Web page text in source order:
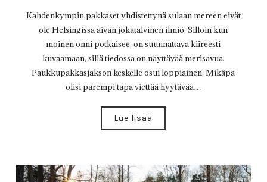
Kahdenkympin pakkaset yhdistettynä sulaan mereen eivät
ole Helsingissä aivan jokatalvinen ilmiö. Silloin kun
moinen onni potkaisee, on suunnattava kiireesti
kuvaamaan, sillä tiedossa on näyttävää merisavua.
Paukkupakkasjakson keskelle osui loppiainen. Mikäpä
olisi parempi tapa viettää hyytävää…
Lue lisää